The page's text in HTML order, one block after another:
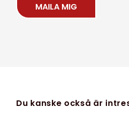
MAILA MIG
Du kanske också är